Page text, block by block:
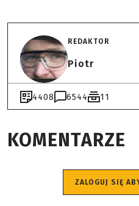
REDAKTOR
Piotr
4408 6544 11
KOMENTARZE
ZALOGUJ SIĘ